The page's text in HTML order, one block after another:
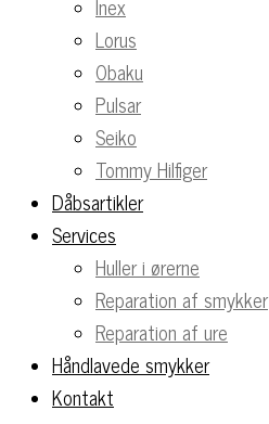
Inex
Lorus
Obaku
Pulsar
Seiko
Tommy Hilfiger
Dåbsartikler
Services
Huller i ørerne
Reparation af smykker
Reparation af ure
Håndlavede smykker
Kontakt